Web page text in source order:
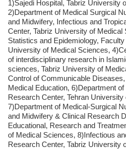
1)Sajedi Hospital, Tabriz University
2)Department of Medical Surgical
and Midwifery, Infectious and
Center, Tabriz University of
Statistics and Epidemiology,
University of Medical Sciences,
of interdisciplinary research in
sciences, Tabriz University of
Control of Communicable
Medical Education, 6)Department
Research Center, Tehran
7)Department of Medical-Surgical
and Midwifery & Clinical Research
Educational, Research and
of Medical Sciences, 8)Infectious
Research Center, Tabriz University